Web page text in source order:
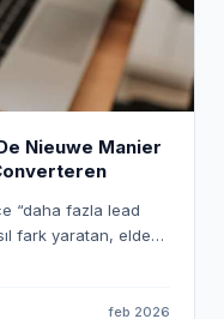
Nieuwe Manier
“daha fazla lead
fark yaratan, elde
kanallarından biri
feb 2026